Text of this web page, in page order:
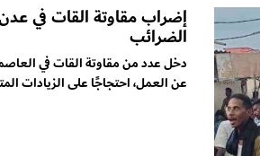
إضراب مقاوتة القات في
الضرائب
دخل عدد من مقاوتة القات في
عن العمل، احتجاجًا على الزيادات